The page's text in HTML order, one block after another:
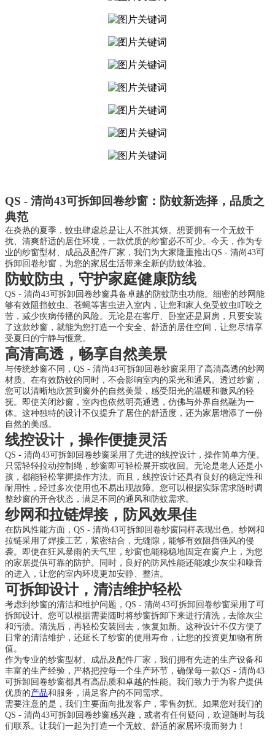
QS - 清尚43可拆卸回卷纱窗：防蚊新选择，品质之
典范
在炎热的夏季，蚊虫肆虐总是让人不胜其烦。想要拥有一个无蚊干
扰、清爽舒适的居住环境，一款优质的纱窗必不可少。今天，作为专
业的纱窗型材、成品及配件厂家，我们为大家隆重推出QS - 清尚43可
拆卸回卷纱窗，为您的家居生活带来全新的防蚊体验。
防蚊防虫，守护家庭健康防线
QS - 清尚43可拆卸回卷纱窗具备卓越的防蚊防虫功能。细密的纱网能
够有效阻挡蚊虫、苍蝇等害虫进入室内，让您和家人免受蚊虫叮咬之
苦，减少疾病传播的风险。无论是在客厅、卧室还是厨房，只要安装
了这款纱窗，就能为您打造一个安全、舒适的居住空间，让您尽情享
受夏日的宁静与惬意。
高清高透，畅享自然美景
与传统纱窗不同，QS - 清尚43可拆卸回卷纱窗采用了高清高透的纱网
材质。在有效防蚊的同时，不会影响室内的采光和通风。透过纱窗，
您可以清晰地欣赏到窗外的自然美景，感受阳光的温暖和微风的轻
抚。即使关闭纱窗，室内也依然明亮通透，仿佛与外界自然融为一
体。这种独特的设计不仅提升了居住的舒适度，还为家居增添了一份
自然的美感。
线控设计，操作便捷灵活
QS - 清尚43可拆卸回卷纱窗采用了先进的线控设计，操作简单方便。
只需轻轻拉动控制绳，纱窗即可轻松展开或收回。无论是老人还是小
孩，都能轻松掌握操作方法。而且，线控设计还具有良好的稳定性和
耐用性，经过多次使用也不易出现故障。您可以根据实际需求随时调
整纱窗的开合状态，满足不同的通风和防蚊需求。
纱网和拉链焊接，防风效果佳
在防风性能方面，QS - 清尚43可拆卸回卷纱窗同样表现出色。纱网和
拉链采用了焊接工艺，紧密结合，无缝隙，能够有效阻挡强风的侵
袭。即使在狂风暴雨的天气里，纱窗也能稳稳地固定在窗户上，为您
的家居提供可靠的防护。同时，良好的防风性能还能减少灰尘和噪音
的进入，让您的室内环境更加安静、整洁。
可拆卸设计，清洁维护轻松
考虑到纱窗的清洁和维护问题，QS - 清尚43可拆卸回卷纱窗采用了可
拆卸设计。您可以根据需要随时将纱窗拆卸下来进行清洗，去除灰尘
和污渍。清洗后，再轻松安装回去，恢复如新。这种设计不仅方便了
日常的清洁维护，还延长了纱窗的使用寿命，让您的投资更加物有所
值。
作为专业的纱窗型材、成品及配件厂家，我们拥有先进的生产设备和
丰富的生产经验，严格把控每一个生产环节，确保每一款QS - 清尚43
可拆卸回卷纱窗都具有高品质和卓越的性能。我们致力于为客户提供
优质的产品和服务，满足客户的不同需求。
需要注意的是，我们主要面向批发客户，零售勿扰。如果您对我们的
QS - 清尚43可拆卸回卷纱窗感兴趣，或者有任何疑问，欢迎随时与我
们联系。让我们一起为打造一个无蚊、舒适的家居环境而努力！